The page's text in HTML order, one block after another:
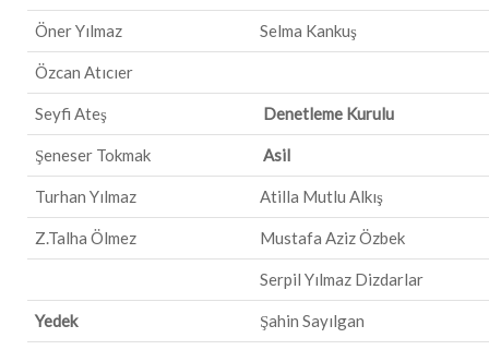
Öner Yılmaz Selma Kankuş
Özcan Atıcıer
Seyfi Ateş Denetleme Kurulu
Şeneser Tokmak Asil
Turhan Yılmaz Atilla Mutlu Alkış
Z.Talha Ölmez Mustafa Aziz Özbek
Serpil Yılmaz Dizdarlar
Yedek Şahin Sayılgan